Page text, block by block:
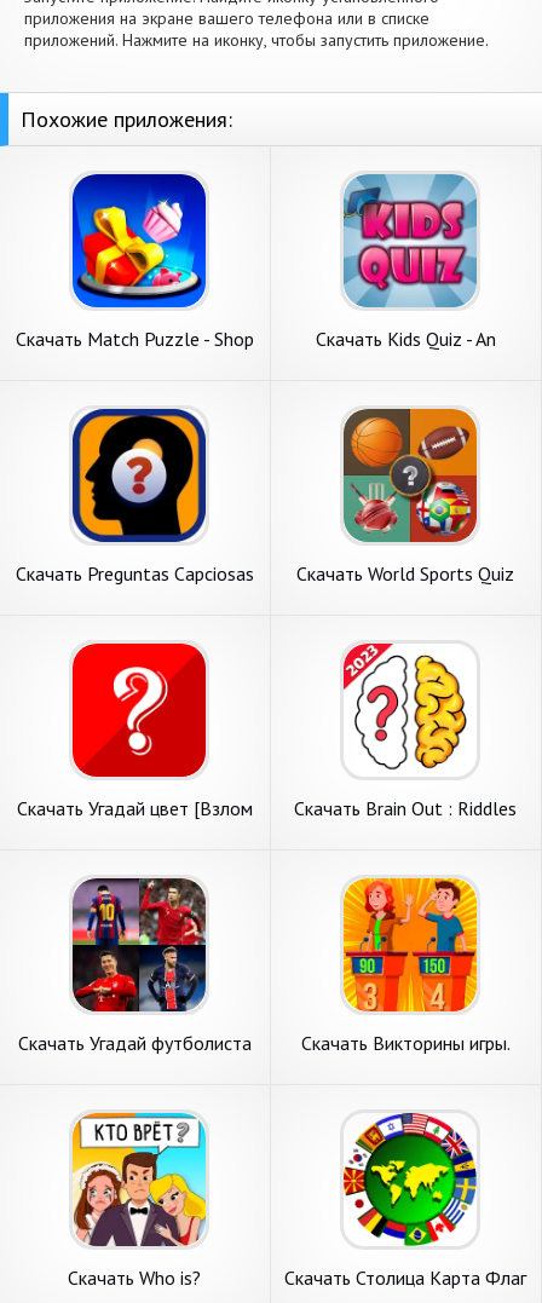
приложения на экране вашего телефона или в списке
приложений. Нажмите на иконку, чтобы запустить приложение.
Похожие приложения:
Скачать Match Puzzle - Shop
Скачать Kids Quiz - An
Андроид
Скачать Preguntas Capciosas
Скачать World Sports Quiz
Скачать Угадай цвет [Взлом
Скачать Brain Out : Riddles
Андроид
Скачать Угадай футболиста
Андроид
Скачать Викторины игры.
Андроид
Скачать Who is?
Скачать Столица Карта Флаг